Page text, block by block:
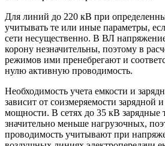
Для линий до 220 кВ при
учитывать те или иные параметры,
сети несущественно. В ВЛ
корону незначительны, поэтому в
режимов ими пренебрегают и
нулю активную проводимость.
Необходимость учета емкости и
зависит от соизмеряемости зарядной
мощности. В сетях до 35 кВ зарядные
значительно меньше нагрузочных,
проводимость учитывают при